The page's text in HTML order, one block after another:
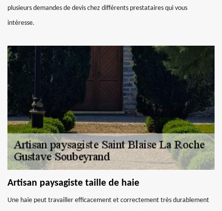
plusieurs demandes de devis chez différents prestataires qui vous
intéresse.
Artisan paysagiste taille de haie
Une haie peut travailler efficacement et correctement très durablement